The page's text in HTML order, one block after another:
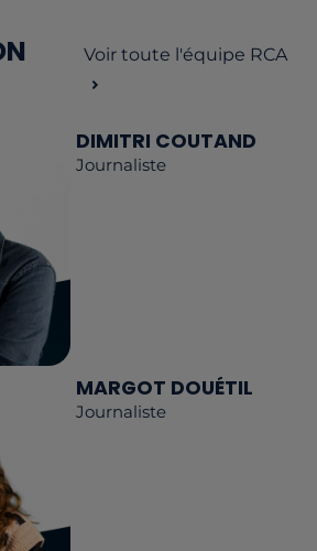
Voir toute l'équipe RCA
DIMITRI COUTAND
Journaliste
MARGOT DOUÉTIL
Journaliste